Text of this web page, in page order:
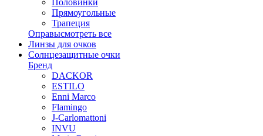
Прямоугольные
Трапеция
Оправысмотреть все
Линзы для очков
Солнцезащитные очки
Бренд
DACKOR
ESTILO
Enni Marco
Flamingo
J-Carlomattoni
INVU